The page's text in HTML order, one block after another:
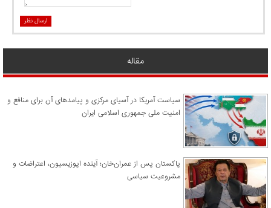
ارسال نظر
مقاله
سیاست آمریکا در آسیای مرکزی و پیامدهای آن برای منافع و
امنیت ملی جمهوری اسلامی ایران
پاکستان پس از عمران‌خان؛ آینده اپوزیسیون، اعتراضات و
مشروعیت سیاسی